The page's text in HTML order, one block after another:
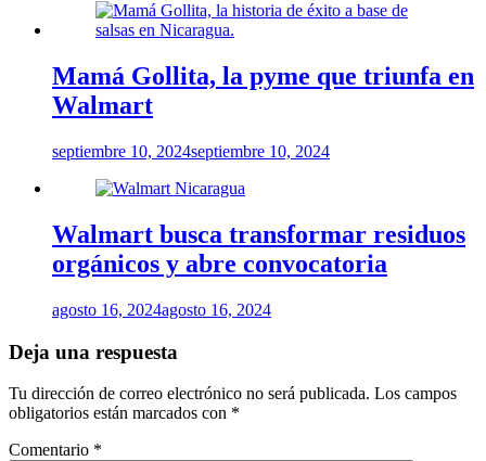
Mamá Gollita, la pyme que triunfa en
Walmart
septiembre 10, 2024septiembre 10, 2024
Walmart busca transformar residuos
orgánicos y abre convocatoria
agosto 16, 2024agosto 16, 2024
Deja una respuesta
Tu dirección de correo electrónico no será publicada. Los campos
obligatorios están marcados con *
Comentario *